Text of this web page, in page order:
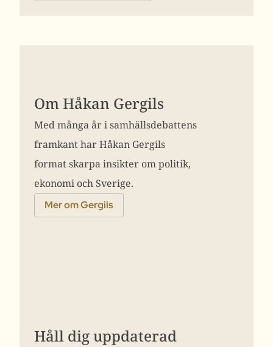
Om Håkan Gergils
Med många år i samhällsdebattens
framkant har Håkan Gergils
format skarpa insikter om politik,
ekonomi och Sverige.
Mer om Gergils
Håll dig uppdaterad